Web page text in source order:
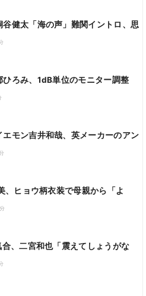
谷健太「海の声」難関イントロ、思
ひろみ、1dB単位のモニター調整
エモン吉井和哉、英メーカーのアン
、ヒョウ柄衣装で母親から「よ
合、二宮和也「震えてしょうがな